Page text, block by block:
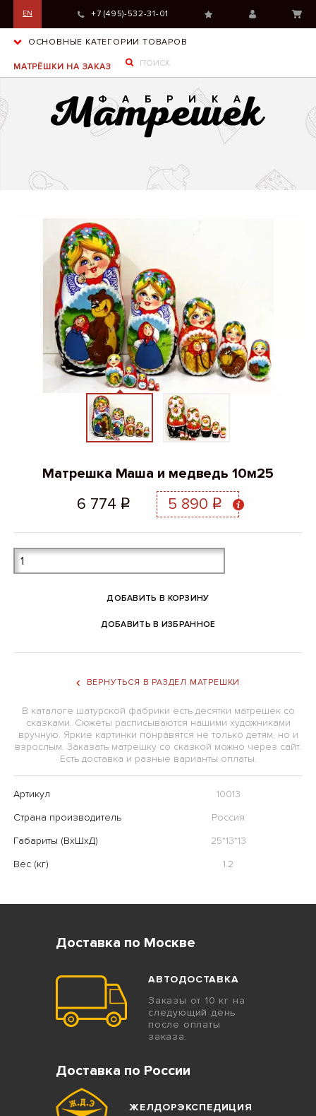
EN +7 (495)-532-31-01
ОСНОВНЫЕ КАТЕГОРИИ ТОВАРОВ
МАТРЁШКИ НА ЗАКАЗ
Матрешка Маша и медведь 10м25
6 774 q 5 890 q
ДОБАВИТЬ В КОРЗИНУ
ДОБАВИТЬ В ИЗБРАННОЕ
ВЕРНУТЬСЯ В РАЗДЕЛ МАТРЕШКИ
В каталоге шатурской фабрики есть десятки матрешек со
сказками. Сюжеты расписываются нашими художниками
вручную. Яркие картинки понравятся не только детям, но и
взрослым. Заказать матрешку со сказкой можно через сайт.
Есть доставка и разные варианты оплаты.
Артикул
10013
Страна производитель
Россия
Габариты (ВхШхД)
25*13*13
Вес (кг)
1.2
Доставка по Москве
АВТОДОСТАВКА
Заказы от 10 кг на
следующий день
после оплаты
заказа.
Доставка по России
ЖЕЛДОРЭКСПЕДИЦИЯ